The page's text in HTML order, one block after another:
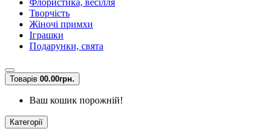
Творчість
Жіночі примхи
Іграшки
Подарунки, свята
Товарів 00.00грн.
Ваш кошик порожній!
Категорії